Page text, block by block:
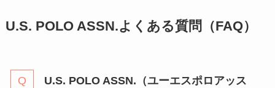
U.S. POLO ASSN.よくある質問（FAQ）
U.S. POLO ASSN.（ユーエスポロアッス